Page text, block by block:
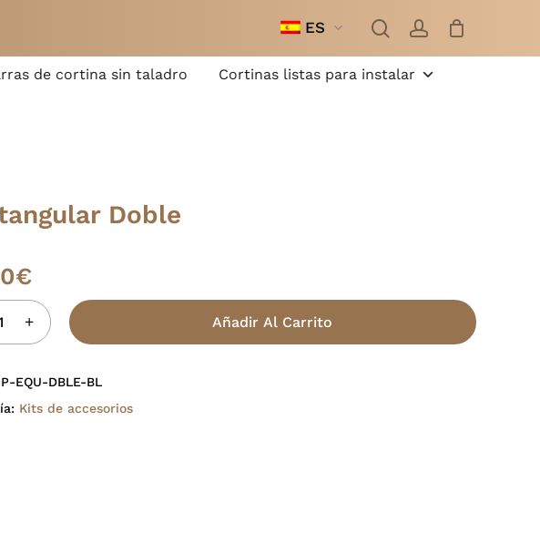
ES
en
de cortina sin taladro Cortinas listas para instalar
cesta
Doble
€
Añadir Al Carrito
EQU-DBLE-BL
Kits de accesorios